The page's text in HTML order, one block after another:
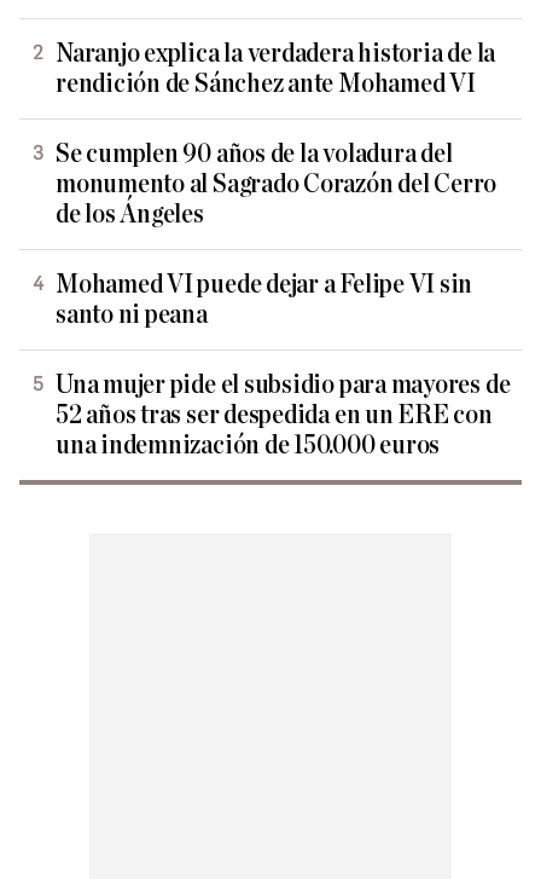
Naranjo explica la verdadera historia de la
rendición de Sánchez ante Mohamed VI
Se cumplen 90 años de la voladura del
monumento al Sagrado Corazón del Cerro
de los Ángeles
Mohamed VI puede dejar a Felipe VI sin
santo ni peana
Una mujer pide el subsidio para mayores de
52 años tras ser despedida en un ERE con
una indemnización de 150.000 euros